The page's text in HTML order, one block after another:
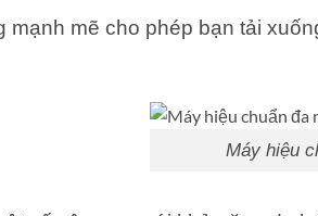
mạnh mẽ cho phép bạn tải
Máy hiệu